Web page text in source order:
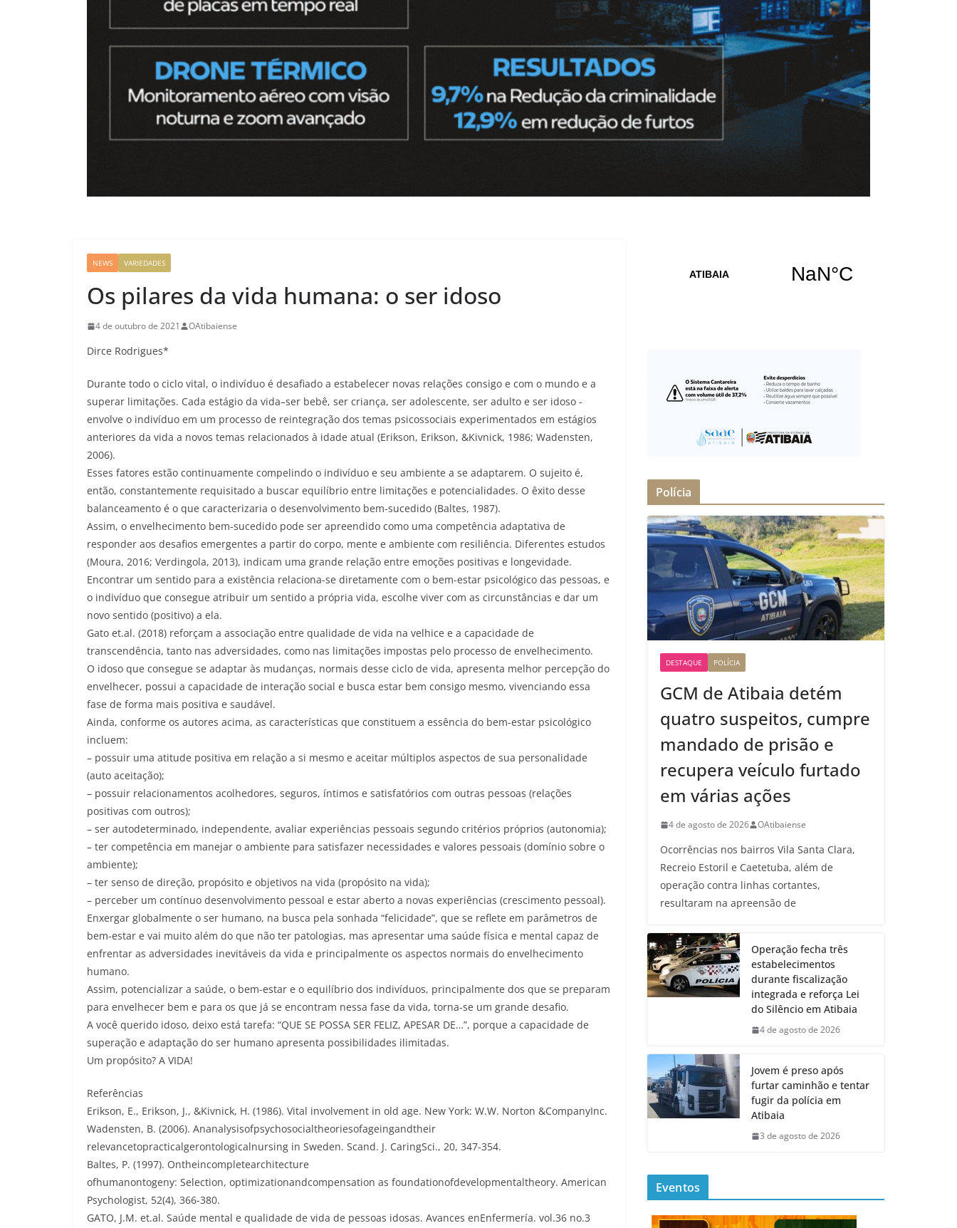
NEWS VARIEDADES
Os pilares da vida humana: o ser idoso
4 de outubro de 2021 OAtibaiense
Dirce Rodrigues*
Durante todo o ciclo vital, o indivíduo é desafiado a estabelecer novas relações consigo e com o mundo e a
superar limitações. Cada estágio da vida–ser bebê, ser criança, ser adolescente, ser adulto e ser idoso -
envolve o indivíduo em um processo de reintegração dos temas psicossociais experimentados em estágios
anteriores da vida a novos temas relacionados à idade atual (Erikson, Erikson, &Kivnick, 1986; Wadensten,
2006).
Esses fatores estão continuamente compelindo o indivíduo e seu ambiente a se adaptarem. O sujeito é,
então, constantemente requisitado a buscar equilíbrio entre limitações e potencialidades. O êxito desse
balanceamento é o que caracterizaria o desenvolvimento bem-sucedido (Baltes, 1987).
Assim, o envelhecimento bem-sucedido pode ser apreendido como uma competência adaptativa de
responder aos desafios emergentes a partir do corpo, mente e ambiente com resiliência. Diferentes estudos
(Moura, 2016; Verdingola, 2013), indicam uma grande relação entre emoções positivas e longevidade.
Encontrar um sentido para a existência relaciona-se diretamente com o bem-estar psicológico das pessoas, e
o indivíduo que consegue atribuir um sentido a própria vida, escolhe viver com as circunstâncias e dar um
novo sentido (positivo) a ela.
Gato et.al. (2018) reforçam a associação entre qualidade de vida na velhice e a capacidade de
transcendência, tanto nas adversidades, como nas limitações impostas pelo processo de envelhecimento.
O idoso que consegue se adaptar às mudanças, normais desse ciclo de vida, apresenta melhor percepção do
envelhecer, possui a capacidade de interação social e busca estar bem consigo mesmo, vivenciando essa
fase de forma mais positiva e saudável.
Ainda, conforme os autores acima, as características que constituem a essência do bem-estar psicológico
incluem:
– possuir uma atitude positiva em relação a si mesmo e aceitar múltiplos aspectos de sua personalidade
(auto aceitação);
– possuir relacionamentos acolhedores, seguros, íntimos e satisfatórios com outras pessoas (relações
positivas com outros);
– ser autodeterminado, independente, avaliar experiências pessoais segundo critérios próprios (autonomia);
– ter competência em manejar o ambiente para satisfazer necessidades e valores pessoais (domínio sobre o
ambiente);
– ter senso de direção, propósito e objetivos na vida (propósito na vida);
– perceber um contínuo desenvolvimento pessoal e estar aberto a novas experiências (crescimento pessoal).
Enxergar globalmente o ser humano, na busca pela sonhada “felicidade”, que se reflete em parâmetros de
bem-estar e vai muito além do que não ter patologias, mas apresentar uma saúde física e mental capaz de
enfrentar as adversidades inevitáveis da vida e principalmente os aspectos normais do envelhecimento
humano.
Assim, potencializar a saúde, o bem-estar e o equilíbrio dos indivíduos, principalmente dos que se preparam
para envelhecer bem e para os que já se encontram nessa fase da vida, torna-se um grande desafio.
A você querido idoso, deixo está tarefa: “QUE SE POSSA SER FELIZ, APESAR DE…”, porque a capacidade de
superação e adaptação do ser humano apresenta possibilidades ilimitadas.
Um propósito? A VIDA!
Referências
Erikson, E., Erikson, J., &Kivnick, H. (1986). Vital involvement in old age. New York: W.W. Norton &CompanyInc.
Wadensten, B. (2006). Ananalysisofpsychosocialtheoriesofageingandtheir
relevancetopracticalgerontologicalnursing in Sweden. Scand. J. CaringSci., 20, 347-354.
Baltes, P. (1997). Ontheincompletearchitecture
ofhumanontogeny: Selection, optimizationandcompensation as foundationofdevelopmentaltheory. American
Psychologist, 52(4), 366-380.
GATO, J.M. et.al. Saúde mental e qualidade de vida de pessoas idosas. Avances enEnfermería. vol.36 no.3
Polícia
DESTAQUE POLÍCIA
GCM de Atibaia detém
quatro suspeitos, cumpre
mandado de prisão e
recupera veículo furtado
em várias ações
4 de agosto de 2026 OAtibaiense
Ocorrências nos bairros Vila Santa Clara,
Recreio Estoril e Caetetuba, além de
operação contra linhas cortantes,
resultaram na apreensão de
Operação fecha três
estabelecimentos
durante fiscalização
integrada e reforça Lei
do Silêncio em Atibaia
4 de agosto de 2026
Jovem é preso após
furtar caminhão e tentar
fugir da polícia em
Atibaia
3 de agosto de 2026
Eventos